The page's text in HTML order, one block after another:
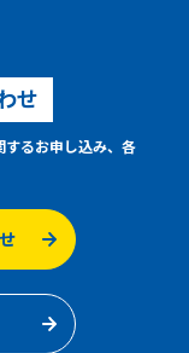
せ
するお申し込み、各